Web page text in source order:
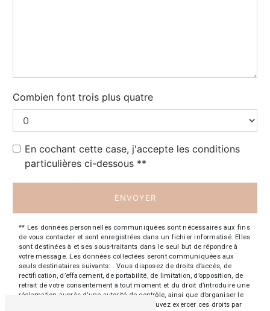
Combien font trois plus quatre
En cochant cette case, j'accepte les conditions
particulières ci-dessous **
ENVOYER
** Les données personnelles communiquées sont nécessaires aux fins
de vous contacter et sont enregistrées dans un fichier informatisé. Elles
sont destinées à et ses sous-traitants dans le seul but de répondre à
votre message. Les données collectées seront communiquées aux
seuls destinataires suivants: . Vous disposez de droits d’accès, de
rectification, d’effacement, de portabilité, de limitation, d’opposition, de
retrait de votre consentement à tout moment et du droit d’introduire une
réclamation auprès d’une autorité de contrôle, ainsi que d’organiser le
sort de vos données post-mortem. Vous pouvez exercer ces droits par